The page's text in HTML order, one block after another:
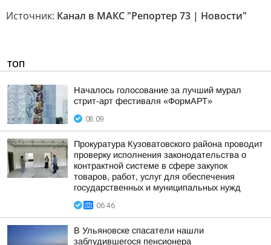
Источник: Канал в МАКС "Репортер 73 | Новости"
ТОП
Началось голосование за лучший мурал
стрит-арт фестиваля «ФормАРТ»
08:09
Прокуратура Кузоватовского района проводит
проверку исполнения законодательства о
контрактной системе в сфере закупок
товаров, работ, услуг для обеспечения
государственных и муниципальных нужд
06:46
В Ульяновске спасатели нашли
заблудившегося пенсионера